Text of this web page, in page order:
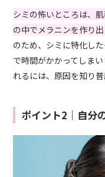
シミの怖いところは、
の中でメラニンを作り
のため、シミに特化し
で時間がかかってしま
れるには、原因を知り
ポイント2｜自分